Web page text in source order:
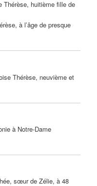
Thérèse, huitième fille de
à l’âge de presque
Thérèse, neuvième et
à Notre-Dame
sœur de Zélie, à 48